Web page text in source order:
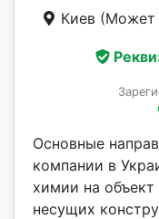
Киев (Может
Основные
компании в
химии на
несущих